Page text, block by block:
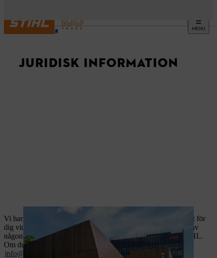
MENU
Startsida
JURIDISK INFORMATION
Vi har sammanställt juridisk information som kan vara relevant för
dig vid köp av någon av våra produkter, om du är intresserad av
någon av våra produkter eller i allmänhet i samband med STIHL.
Om du har några frågor, vänligen kontakta oss via e-post på
info@stihl.se
eller skriv till oss via vårt kontaktformulär